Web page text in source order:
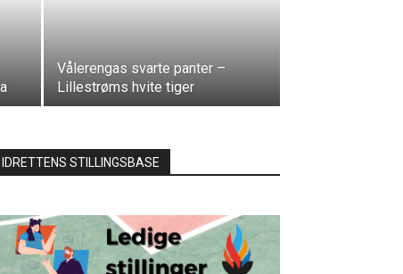
Vålerengas svarte panter –
Lillestrøms hvite tiger
IDRETTENS STILLINGSBASE